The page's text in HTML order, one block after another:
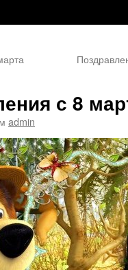
с 8
admin